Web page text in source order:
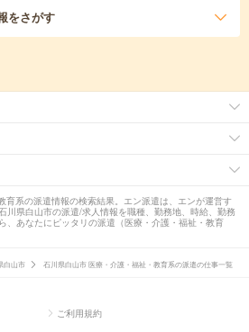
をさがす
育系の派遣情報の検索結果。エン派遣は、エンが運営す
川県白山市の派遣/求人情報を職種、勤務地、時給、勤務
、あなたにピッタリの派遣（医療・介護・福祉・教育
白山市 石川県白山市 医療・介護・福祉・教育系の派遣の仕事一覧
ご利用規約